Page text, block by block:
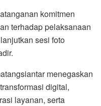
komitmen
terhadap pelaksanaan
sesi foto
menegaskan
digital,
layanan, serta